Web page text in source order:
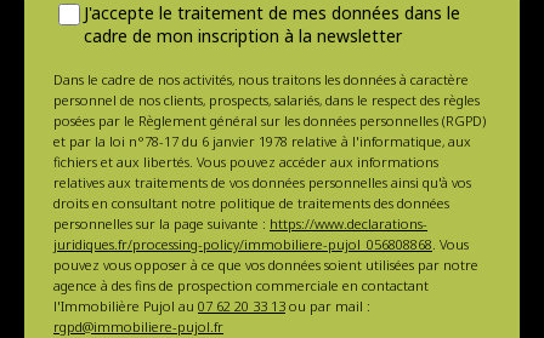
J'accepte le traitement de mes données dans le
cadre de mon inscription à la newsletter
Dans le cadre de nos activités, nous traitons les données à caractère
personnel de nos clients, prospects, salariés, dans le respect des règles
posées par le Règlement général sur les données personnelles (RGPD)
et par la loi n°78-17 du 6 janvier 1978 relative à l'informatique, aux
fichiers et aux libertés. Vous pouvez accéder aux informations
relatives aux traitements de vos données personnelles ainsi qu'à vos
droits en consultant notre politique de traitements des données
personnelles sur la page suivante : https://www.declarations-
juridiques.fr/processing-policy/immobiliere-pujol_056808868. Vous
pouvez vous opposer à ce que vos données soient utilisées par notre
agence à des fins de prospection commerciale en contactant
l'Immobilière Pujol au 07 62 20 33 13 ou par mail :
rgpd@immobiliere-pujol.fr